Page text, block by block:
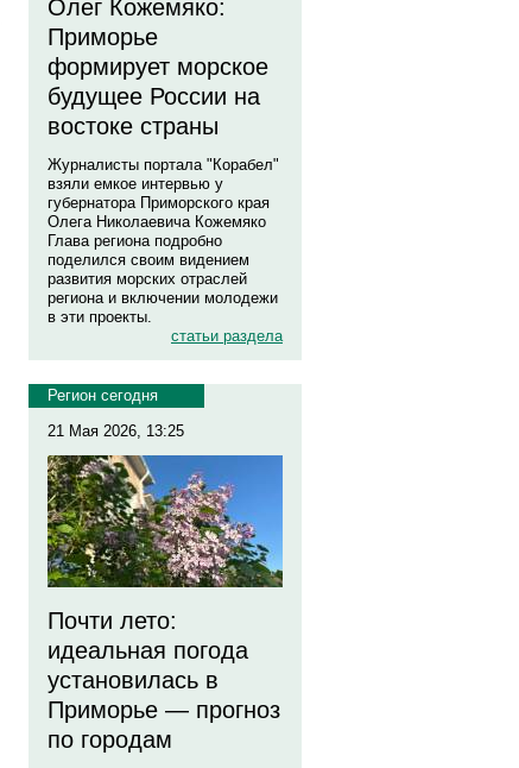
Олег Кожемяко:
Приморье
формирует морское
будущее России на
востоке страны
Журналисты портала "Корабел"
взяли емкое интервью у
губернатора Приморского края
Олега Николаевича Кожемяко
Глава региона подробно
поделился своим видением
развития морских отраслей
региона и включении молодежи
в эти проекты.
статьи раздела
Регион сегодня
21 Мая 2026, 13:25
Почти лето:
идеальная погода
установилась в
Приморье — прогноз
по городам